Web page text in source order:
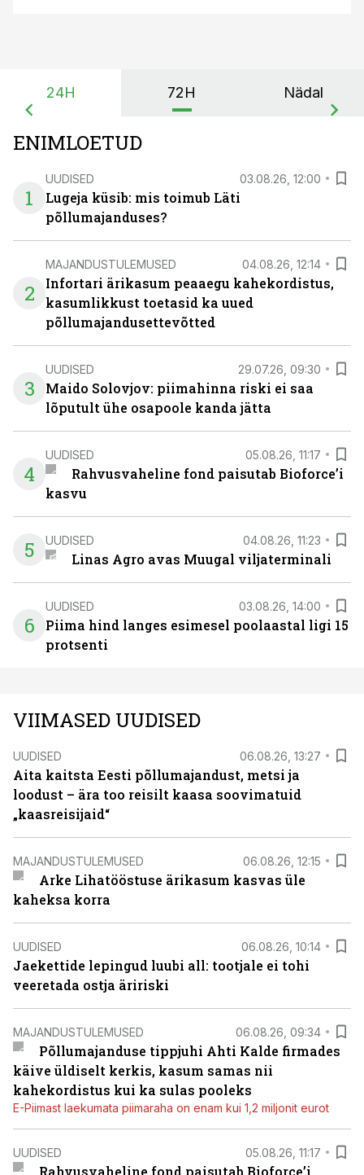
24H 72H Nädal
ENIMLOETUD
1
UUDISED 03.08.26, 12:00
Lugeja küsib: mis toimub Läti
põllumajanduses?
2
MAJANDUSTULEMUSED 04.08.26, 12:14
Infortari ärikasum peaaegu kahekordistus,
kasumlikkust toetasid ka uued
põllumajandusettevõtted
3
UUDISED 29.07.26, 09:30
Maido Solovjov: piimahinna riski ei saa
lõputult ühe osapoole kanda jätta
4
UUDISED 05.08.26, 11:17
Rahvusvaheline fond paisutab Bioforce’i
kasvu
5 UUDISED 04.08.26, 11:23
Linas Agro avas Muugal viljaterminali
6
UUDISED 03.08.26, 14:00
Piima hind langes esimesel poolaastal ligi 15
protsenti
VIIMASED UUDISED
UUDISED 06.08.26, 13:27
Aita kaitsta Eesti põllumajandust, metsi ja
loodust – ära too reisilt kaasa soovimatuid
„kaasreisijaid“
MAJANDUSTULEMUSED 06.08.26, 12:15
Arke Lihatööstuse ärikasum kasvas üle
kaheksa korra
UUDISED 06.08.26, 10:14
Jaekettide lepingud luubi all: tootjale ei tohi
veeretada ostja äririski
MAJANDUSTULEMUSED 06.08.26, 09:34
Põllumajanduse tippjuhi Ahti Kalde firmades
käive üldiselt kerkis, kasum samas nii
kahekordistus kui ka sulas pooleks
E-Piimast laekumata piimaraha on enam kui 1,2 miljonit eurot
UUDISED 05.08.26, 11:17
Rahvusvaheline fond paisutab Bioforce’i